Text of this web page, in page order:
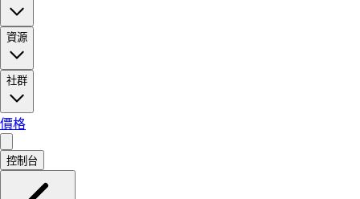
資源
社群
價格
控制台